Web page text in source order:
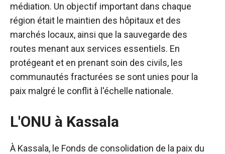
médiation. Un objectif important dans chaque
région était le maintien des hôpitaux et des
marchés locaux, ainsi que la sauvegarde des
routes menant aux services essentiels. En
protégeant et en prenant soin des civils, les
communautés fracturées se sont unies pour la
paix malgré le conflit à l'échelle nationale.
L'ONU à Kassala
À Kassala, le Fonds de consolidation de la paix du